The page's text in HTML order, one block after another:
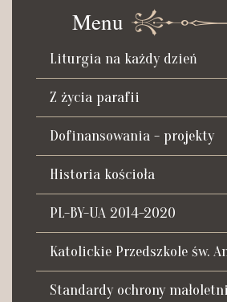
św. wieczornej do godz.
Telefon dyżurny: +48 665
Zwiedzanie kościoła i
kustosz-przewodnik
Roman Postek + 48 667
Parafia św. Piotra z
i św. Antoniego z
Tadeusza Kościuszki
07-100 Węgrów
e-mail:rkosk@op.pl;
Numer konta:
Menu
Liturgia na każdy dzień
Z życia parafii
Dofinansowania - projekty
Historia kościoła
PL-BY-UA 2014-2020
Katolickie Przedszkole św.
Standardy ochrony